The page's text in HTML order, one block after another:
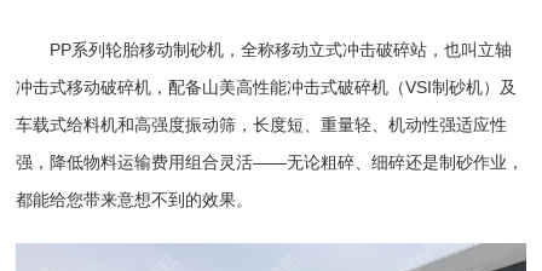
PP系列轮胎移动制砂机 ，全称移动立式冲击破碎站 ，也叫 立轴
冲击式移动破碎机 ，配备山美高性能冲击式破碎机 （VSI制砂机）及
车载式给料机和高强度振动筛 ，长度短、重量轻、机动性强适应性
强，降低物料运输费用组合灵活——无论粗碎、细碎还是制砂作业，
都能给您带来意想不到的效果。